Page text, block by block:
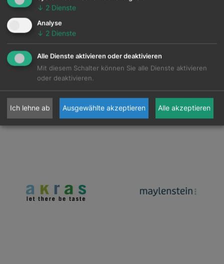
↓ 2 Dienste
Analyse
↓ 2 Dienste
Alle Dienste aktivieren oder deaktivieren
Mit diesem Schalter können Sie alle Dienste aktivieren
oder deaktivieren.
Ich lehne ab Ausgewählte akzeptieren Alle akzeptieren